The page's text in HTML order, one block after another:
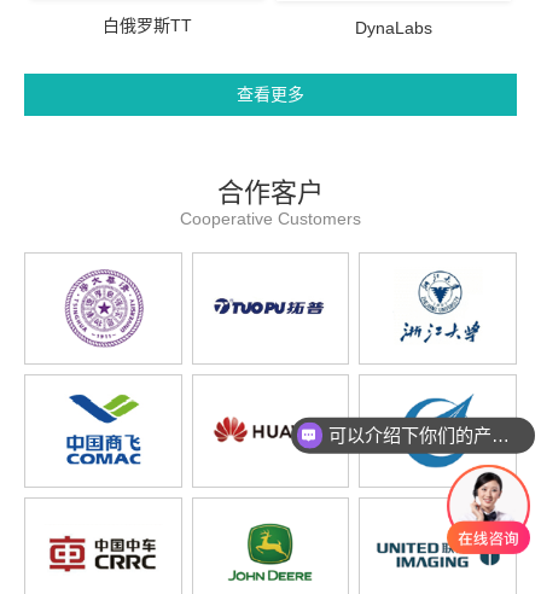
白俄罗斯TT DynaLabs
查看更多
合作客户
Cooperative Customers
可以介绍下你们的产品么